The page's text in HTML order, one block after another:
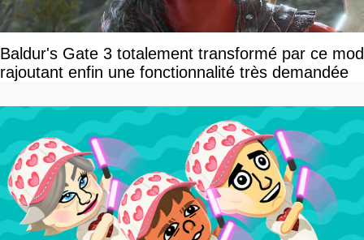
Baldur's Gate 3 totalement transformé par ce mod
rajoutant enfin une fonctionnalité très demandée